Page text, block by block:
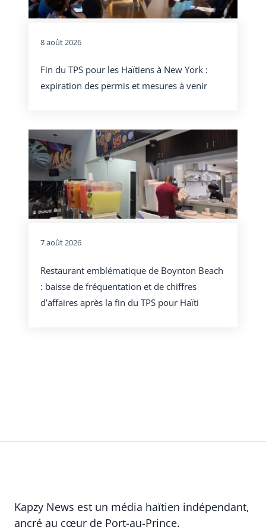
8 août 2026
Fin du TPS pour les Haïtiens à New York :
expiration des permis et mesures à venir
7 août 2026
Restaurant emblématique de Boynton Beach
: baisse de fréquentation et de chiffres
d’affaires après la fin du TPS pour Haïti
Kapzy News est un média haïtien indépendant,
ancré au cœur de Port-au-Prince.